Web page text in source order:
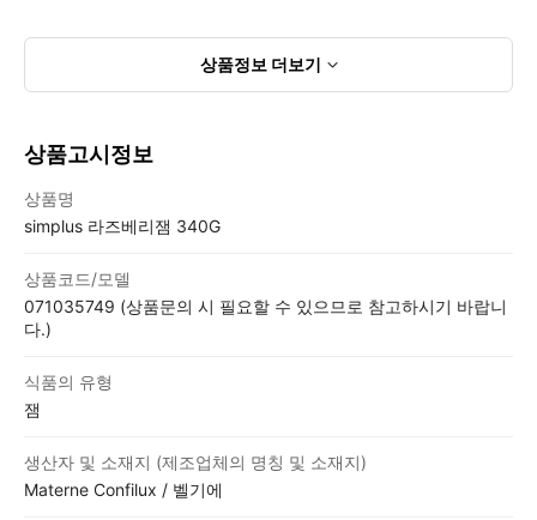
상품정보 더보기
상품고시정보
상품명
simplus 라즈베리잼 340G
상품코드/모델
071035749 (상품문의 시 필요할 수 있으므로 참고하시기 바랍니
다.)
식품의 유형
잼
생산자 및 소재지 (제조업체의 명칭 및 소재지)
Materne Confilux / 벨기에